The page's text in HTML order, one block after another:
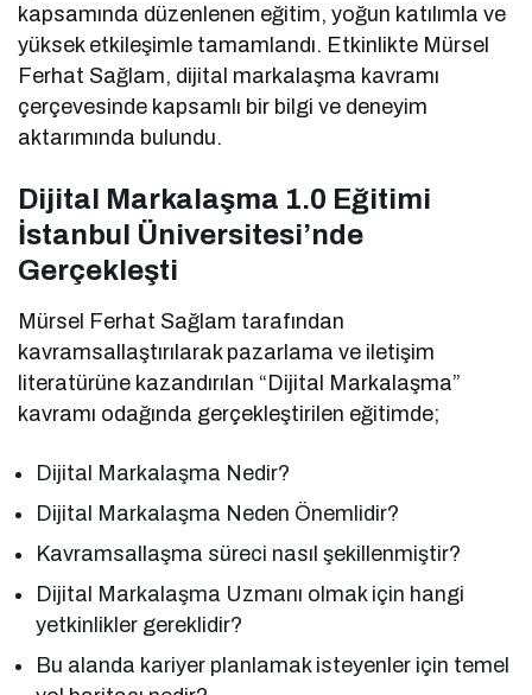
kapsamında düzenlenen eğitim, yoğun katılımla ve
yüksek etkileşimle tamamlandı. Etkinlikte Mürsel
Ferhat Sağlam, dijital markalaşma kavramı
çerçevesinde kapsamlı bir bilgi ve deneyim
aktarımında bulundu.
Dijital Markalaşma 1.0 Eğitimi
İstanbul Üniversitesi’nde
Gerçekleşti
Mürsel Ferhat Sağlam tarafından
kavramsallaştırılarak pazarlama ve iletişim
literatürüne kazandırılan “Dijital Markalaşma”
kavramı odağında gerçekleştirilen eğitimde;
Dijital Markalaşma Nedir?
Dijital Markalaşma Neden Önemlidir?
Kavramsallaşma süreci nasıl şekillenmiştir?
Dijital Markalaşma Uzmanı olmak için hangi
yetkinlikler gereklidir?
Bu alanda kariyer planlamak isteyenler için temel